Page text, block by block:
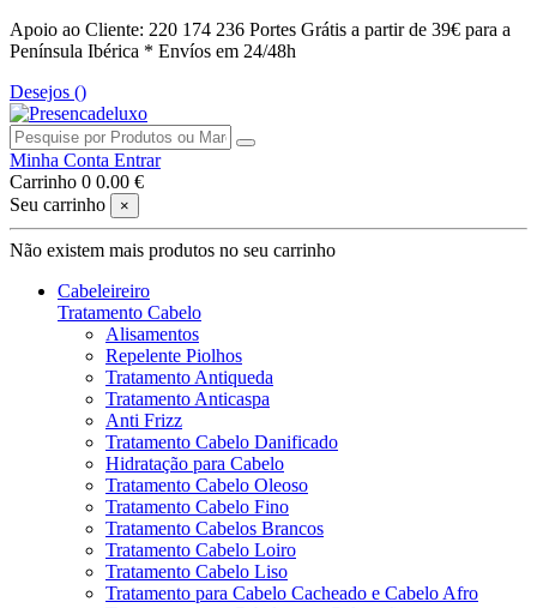
Apoio ao Cliente: 220 174 236 Portes Grátis a partir de 39€ para a
Península Ibérica * Envíos em 24/48h
Desejos ()
Minha Conta Entrar
Carrinho 0 0.00 €
Seu carrinho
×
Não existem mais produtos no seu carrinho
Cabeleireiro
Tratamento Cabelo
Alisamentos
Repelente Piolhos
Tratamento Antiqueda
Tratamento Anticaspa
Anti Frizz
Tratamento Cabelo Danificado
Hidratação para Cabelo
Tratamento Cabelo Oleoso
Tratamento Cabelo Fino
Tratamento Cabelos Brancos
Tratamento Cabelo Loiro
Tratamento Cabelo Liso
Tratamento para Cabelo Cacheado e Cabelo Afro